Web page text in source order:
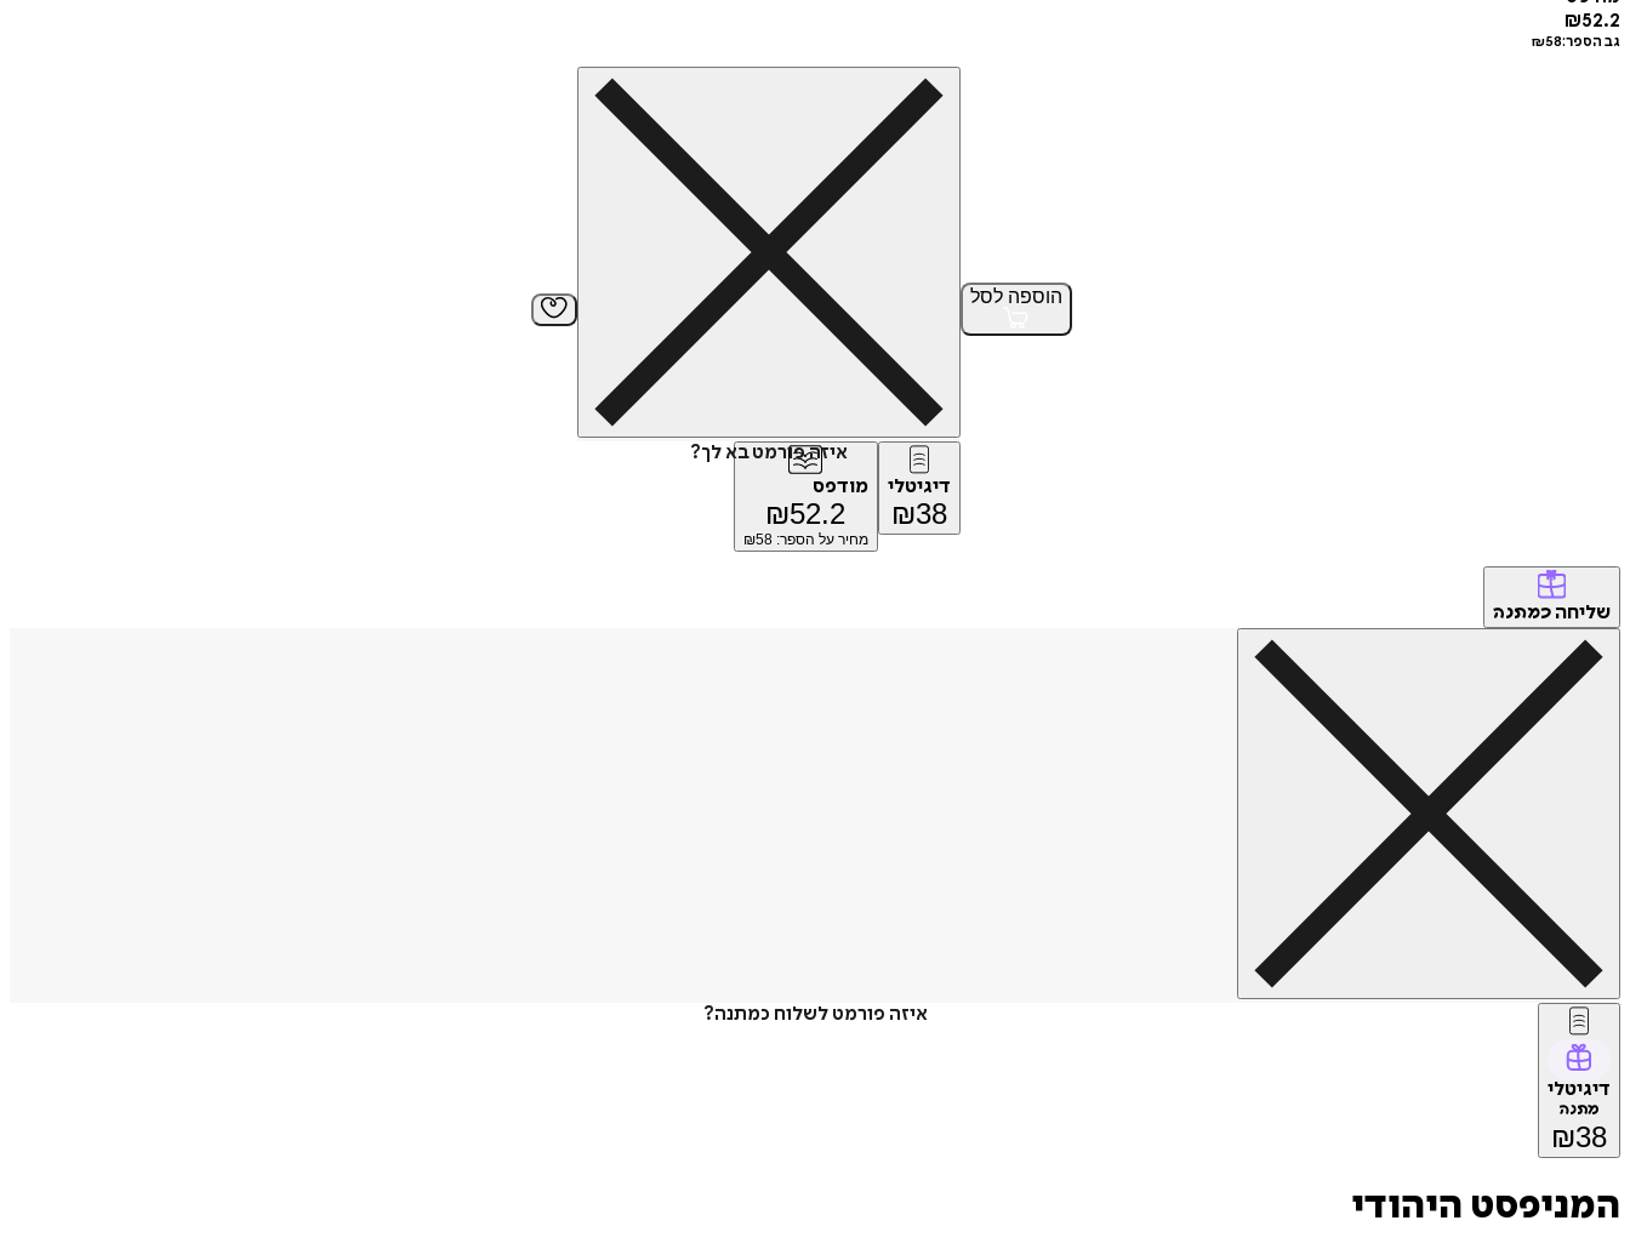
₪52.2
גב הספר: ₪58
הוספה לסל
איזה פורמט בא לך?
דיגיטלי
₪38
מודפס
₪52.2
מחיר על הספר: ₪58
שליחה כמתנה
איזה פורמט לשלוח כמתנה?
דיגיטלי
מתנה
₪38
המניפסט היהודי